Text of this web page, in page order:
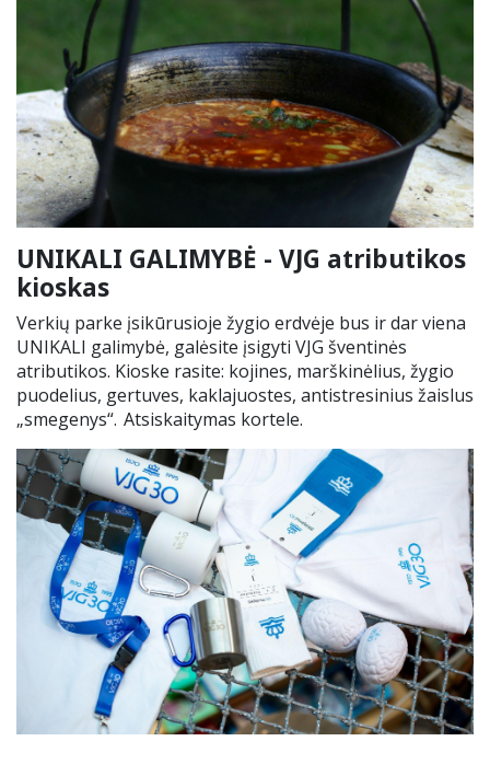
UNIKALI GALIMYBĖ - VJG atributikos
kioskas
Verkių parke įsikūrusioje žygio erdvėje bus ir dar viena
UNIKALI galimybė, galėsite įsigyti VJG šventinės
atributikos. Kioske rasite: kojines, marškinėlius, žygio
puodelius, gertuves, kaklajuostes, antistresinius žaislus
„smegenys“. Atsiskaitymas kortele.